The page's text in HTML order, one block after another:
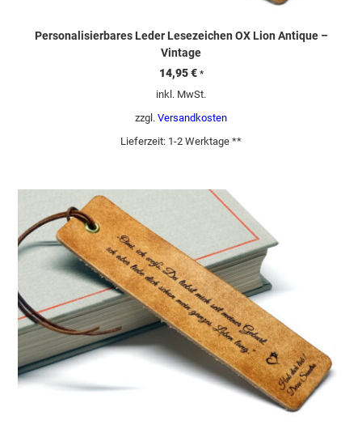
Personalisierbares Leder Lesezeichen OX Lion Antique –
Vintage
14,95€ *
inkl. MwSt.
zzgl. Versandkosten
Lieferzeit: 1-2 Werktage **